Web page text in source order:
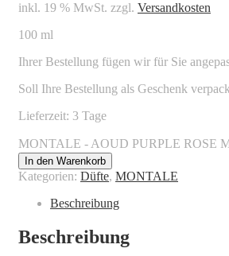
inkl. 19 % MwSt. zzgl. Versandkosten
100 ml
Ihrer Bestellung fügen wir für Sie
Soll Ihre Bestellung als Geschenk
Lieferzeit: 3 Tage
MONTALE - AOUD PURPLE ROSE
In den Warenkorb
Kategorien: Düfte, MONTALE
Beschreibung
Beschreibung